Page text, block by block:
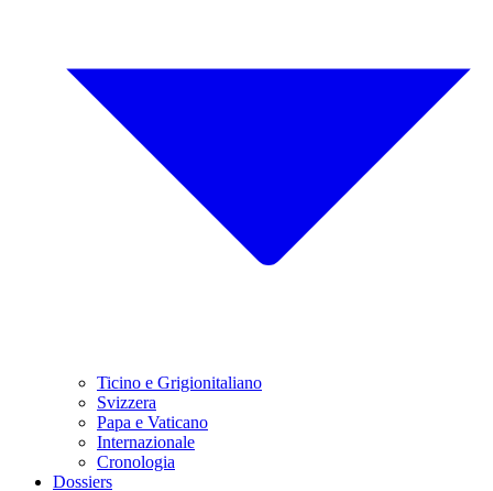
Ticino e Grigionitaliano
Svizzera
Papa e Vaticano
Internazionale
Cronologia
Dossiers